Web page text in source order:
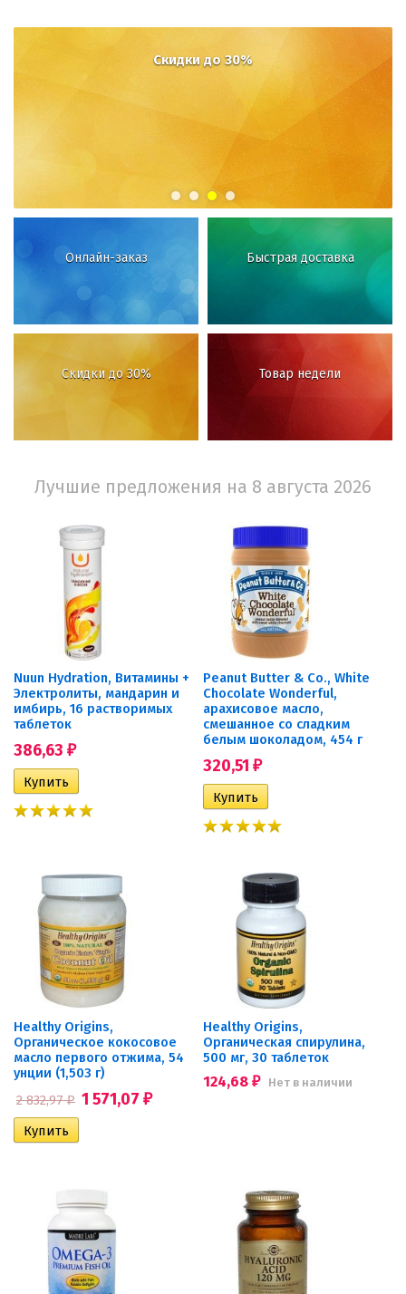
Скидки до 30%
Онлайн-заказ Быстрая доставка
Скидки до 30% Товар недели
Лучшие предложения на 8 августа 2026
Nuun Hydration, Витамины +
Электролиты, мандарин и
имбирь, 16 растворимых
таблеток
386,63 ₽
Peanut Butter & Co., White
Chocolate Wonderful,
арахисовое масло,
смешанное со сладким
белым шоколадом, 454 г
320,51 ₽
Healthy Origins,
Органическое кокосовое
масло первого отжима, 54
унции (1,503 г)
2 832,97₽ 1 571,07 ₽
Healthy Origins,
Органическая спирулина,
500 мг, 30 таблеток
124,68 ₽ Нет в наличии